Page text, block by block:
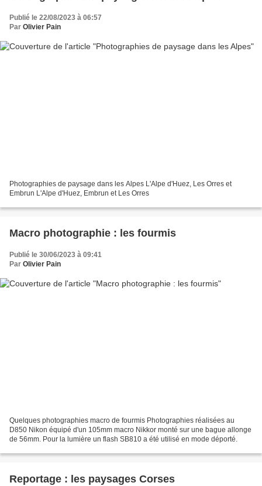
Publié le 22/08/2023 à 06:57
Par Olivier Pain
Photographies de paysage dans les Alpes L'Alpe d'Huez, Les Orres et
Embrun L'Alpe d'Huez, Embrun et Les Orres
Macro photographie : les fourmis
Publié le 30/06/2023 à 09:41
Par Olivier Pain
Quelques photographies macro de fourmis Photographies réalisées au
D850 Nikon équipé d'un 105mm macro Nikkor monté sur une bague allonge
de 56mm. Pour la lumière un flash SB810 a été utilisé en mode déporté.
Reportage : les paysages Corses